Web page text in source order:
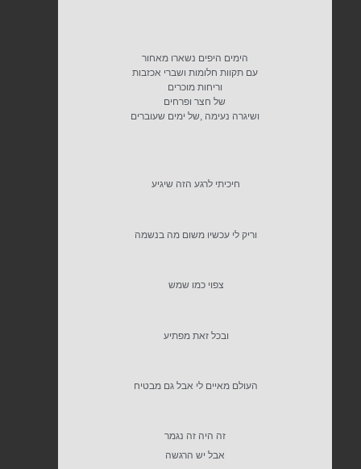
הימים היפים נשארו מאחור
עם תקוות חלומות ושברי אכזבות
וריחות מוכרים
של חצר ופרחים
ושיגרה נעימה ,של ימים שעוברים
חיכיתי לרגע הזה שיגיע
וריק לי עכשיו משום מה בנשמה
צפוי כמו שמש
ובכל זאת מפתיע
העולם מאיים לי אבל גם מבטיח
זה היה זה נגמר
אבל יש הרגשה